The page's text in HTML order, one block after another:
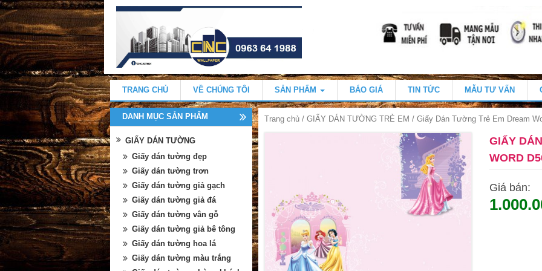
TRANG CHỦ VỀ CHÚNG TÔI SẢN PHẨM BÁO GIÁ TIN TỨC MẪU TƯ VẤN
Trang chủ / GIẤY DÁN TƯỜNG TRẺ EM / Giấy Dán Tường Trẻ Em Dream
GIẤY
WORD
Giá bán:
DANH MỤC SẢN PHẨM
GIẤY DÁN TƯỜNG
Giấy dán tường đẹp
Giấy dán tường trơn
Giấy dán tường giả gạch
Giấy dán tường giả đá
Giấy dán tường vân gỗ
Giấy dán tường giả bê tông
Giấy dán tường hoa lá
Giấy dán tường màu trắng